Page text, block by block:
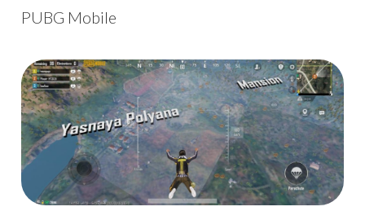
PUBG Mobile